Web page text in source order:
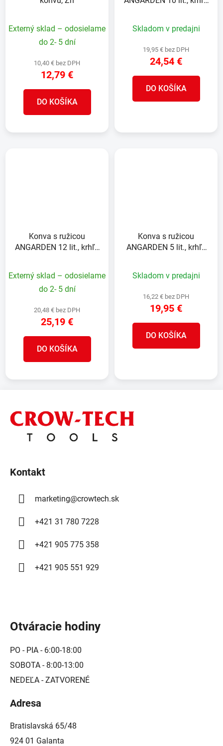
Externý sklad – odosielame
do 2- 5 dní
10,40 € bez DPH
12,79 €
DO KOŠÍKA
Skladom v predajni
19,95 € bez DPH
24,54 €
DO KOŠÍKA
Konva s ružicou
ANGARDEN 12 lit., krhľa
Externý sklad – odosielame
do 2- 5 dní
20,48 € bez DPH
25,19 €
DO KOŠÍKA
Konva s ružicou
ANGARDEN 5 lit., krhľa
Skladom v predajni
16,22 € bez DPH
19,95 €
DO KOŠÍKA
Kontakt
marketing@crowtech.sk
+421 31 780 7228
+421 905 775 358
+421 905 551 929
Otváracie hodiny
PO - PIA - 6:00-18:00
SOBOTA - 8:00-13:00
NEDEĽA - ZATVORENÉ
Adresa
Bratislavská 65/48
924 01 Galanta